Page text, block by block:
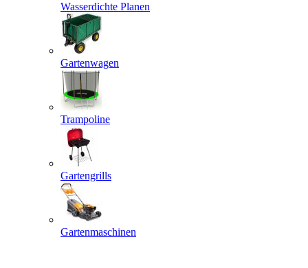
Wasserdichte Planen
Gartenwagen
Trampoline
Gartengrills
Gartenmaschinen